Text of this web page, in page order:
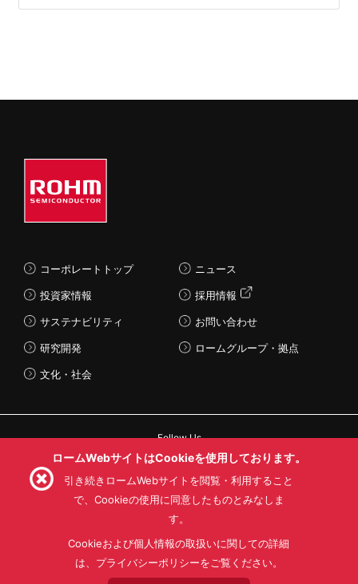
コーポレートトップ
投資家情報
サステナビリティ
研究開発
文化・社会
ニュース
採用情報
お問い合わせ
ロームグループ・拠点
Follow Us
利用目的
プライバシーポリシー
サイトマップ
ローム製品の販売に関する標準契約条件書(PDF)
ロームWebサイトはCookieを使用しております。
引き続きロームWebサイトを閲覧・利用すること
で、Cookieの使用に同意したものとみなしま
す。
Cookieおよび個人情報の取扱いに関しての詳細
は、プライバシーポリシーをご覧ください。